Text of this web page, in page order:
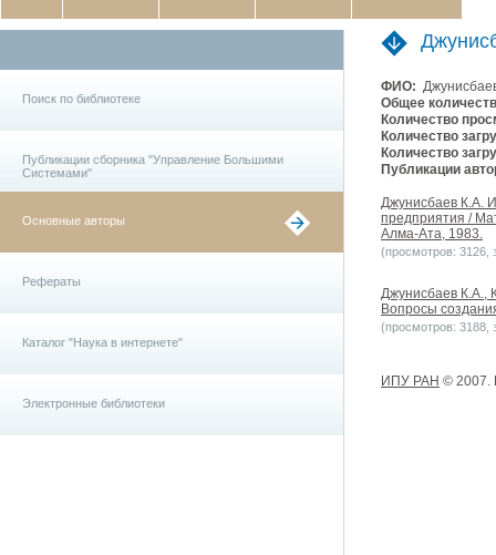
Поиск по библиотеке
Публикации сборника "Управление Большими
Системами"
Основные авторы
Рефераты
Каталог "Наука в интернете"
Электронные библиотеки
ФИО:
Общее
Количество
Количество
Количество
Публикации
Джунисбаев К.А.
предприятия /
Алма-Ата, 1983.
(просмотров: 3126,
Джунисбаев К.А.,
Вопросы
(просмотров: 3188,
ИПУ РАН © 2007.